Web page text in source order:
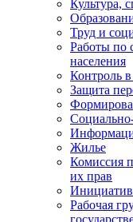
Культура,
Труд и
Работы по
населения
Контроль
Защита
Жилье
Комиссия
их прав
Рабочая